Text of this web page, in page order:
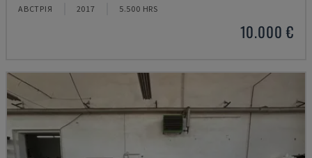
АВСТРІЯ 2017 5.500 HRS
10.000 €